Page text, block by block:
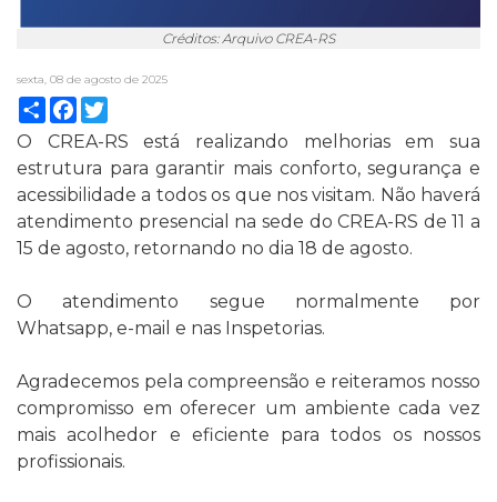
Créditos: Arquivo CREA-RS
sexta, 08 de agosto de 2025
Compartilhar
Facebook
O CREA-RS está realizando melhorias em sua
estrutura para garantir mais conforto, segurança e
acessibilidade a todos os que nos visitam. Não haverá
atendimento presencial na sede do CREA-RS de 11 a
15 de agosto, retornando no dia 18 de agosto.
O atendimento segue normalmente por
Whatsapp, e-mail e nas Inspetorias.
Agradecemos pela compreensão e reiteramos nosso
compromisso em oferecer um ambiente cada vez
mais acolhedor e eficiente para todos os nossos
profissionais.